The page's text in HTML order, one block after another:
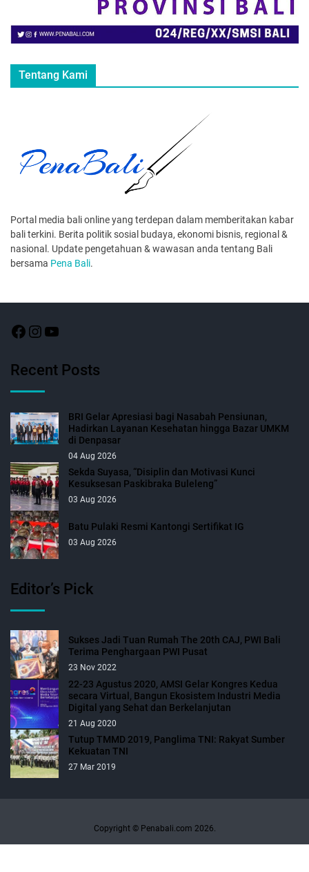
Tentang Kami
Portal media bali online yang terdepan dalam memberitakan kabar
bali terkini. Berita politik sosial budaya, ekonomi bisnis, regional &
nasional. Update pengetahuan & wawasan anda tentang Bali
bersama Pena Bali.
Recent Posts
BRI Gelar Apresiasi bagi Nasabah Pensiunan,
Hadirkan Layanan Kesehatan hingga Bazar UMKM
di Denpasar
04 Aug 2026
Sekda Suyasa, “Disiplin dan Motivasi Kunci
Kesuksesan Paskibraka Buleleng”
03 Aug 2026
Batu Pulaki Resmi Kantongi Sertifikat IG
03 Aug 2026
Editor’s Pick
Sukses Jadi Tuan Rumah The 20th CAJ, PWI Bali
Terima Penghargaan PWI Pusat
23 Nov 2022
22-23 Agustus 2020, AMSI Gelar Kongres Kedua
secara Virtual, Bangun Ekosistem Industri Media
Digital yang Sehat dan Berkelanjutan
21 Aug 2020
Tutup TMMD 2019, Panglima TNI: Rakyat Sumber
Kekuatan TNI
27 Mar 2019
Copyright © Penabali.com 2026.